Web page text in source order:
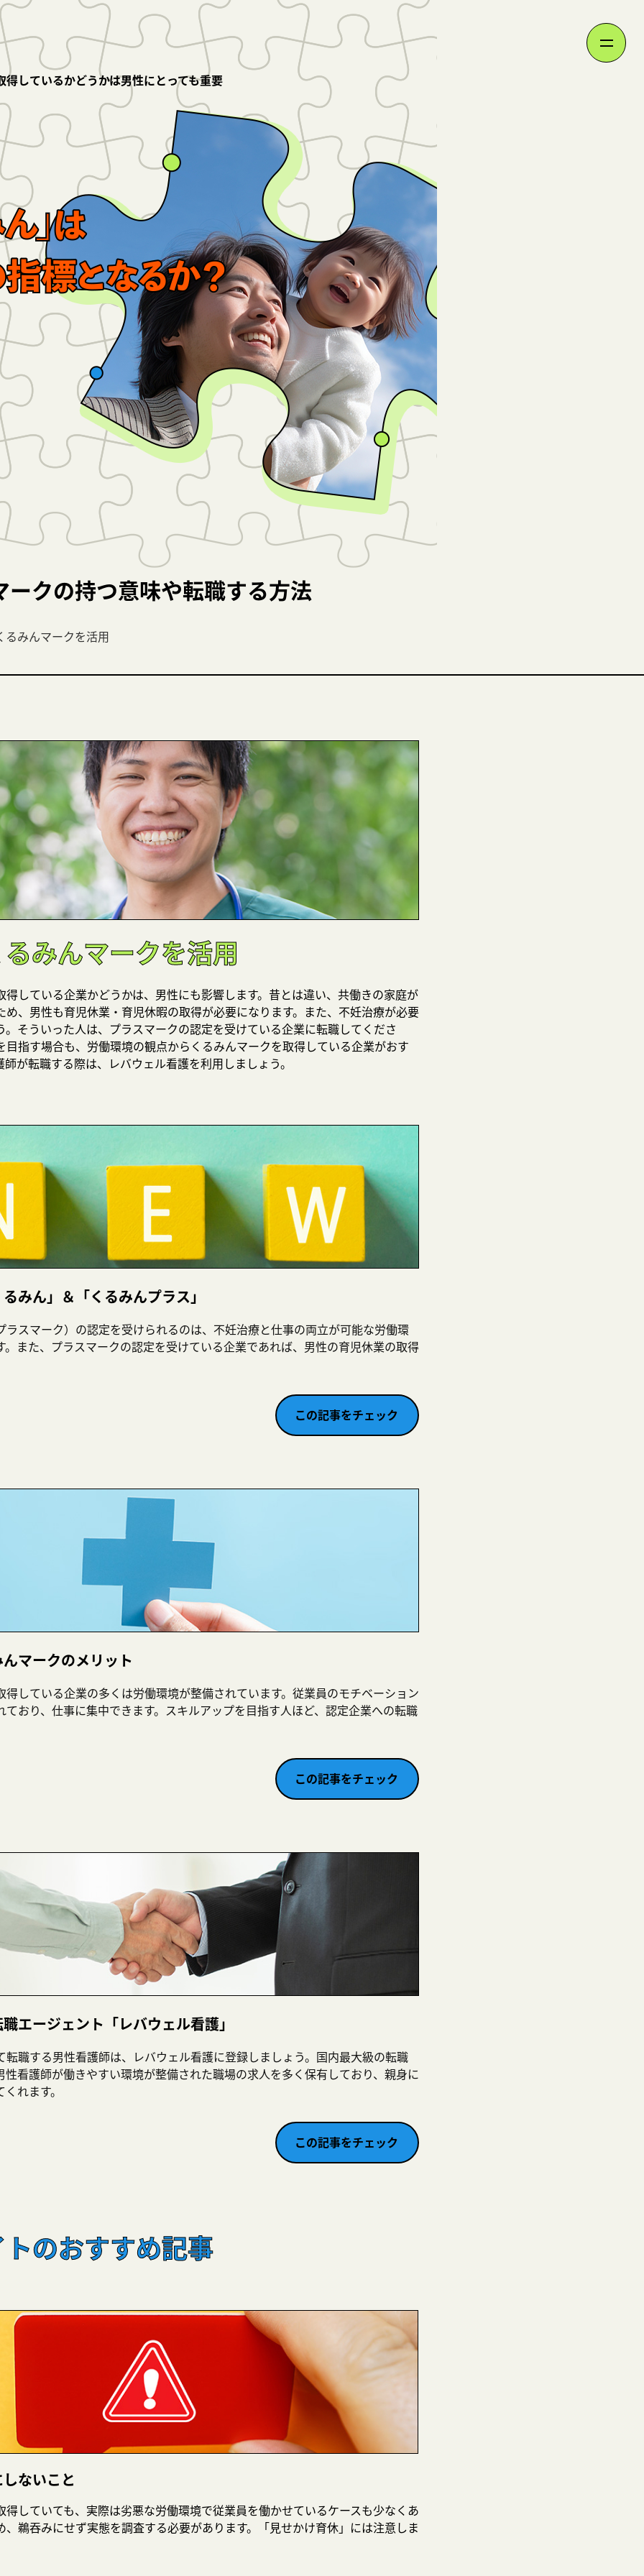
得しているかどうかは男性にとっても重要
ークの持つ意味や転職する方法
るみんマークを活用
みんマークを活用
得している企業かどうかは、男性にも影響します。昔とは違い、共働きの家庭が
め、男性も育児休業・育児休暇の取得が必要になります。また、不妊治療が必要
。そういった人は、プラスマークの認定を受けている企業に転職してくださ
目指す場合も、労働環境の観点からくるみんマークを取得している企業がおす
が転職する際は、レバウェル看護を利用しましょう。
みん」＆「くるみんプラス」
ラスマーク）の認定を受けられるのは、不妊治療と仕事の両立が可能な労働環
。また、プラスマークの認定を受けている企業であれば、男性の育児休業の取得
この記事をチェック
マークのメリット
得している企業の多くは労働環境が整備されています。従業員のモチベーション
ており、仕事に集中できます。スキルアップを目指す人ほど、認定企業への転職
この記事をチェック
エージェント「レバウェル看護」
転職する男性看護師は、レバウェル看護に登録しましょう。国内最大級の転職
性看護師が働きやすい環境が整備された職場の求人を多く保有しており、親身に
れます。
この記事をチェック
のおすすめ記事
ないこと
得していても、実際は劣悪な労働環境で従業員を働かせているケースも少なくあ
、鵜吞みにせず実態を調査する必要があります。「見せかけ育休」には注意しま